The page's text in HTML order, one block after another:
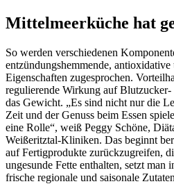
Mittelmeerküche hat
So werden verschiedenen
entzündungshemmende,
Eigenschaften zugesprochen.
regulierende Wirkung auf
das Gewicht. „Es sind nicht nur die
Zeit und der Genuss beim Essen
eine Rolle“, weiß Peggy Schöne,
Weißeritztal-Kliniken. Das beginnt
auf Fertigprodukte zurückzugreifen,
ungesunde Fette enthalten, setzt man
frische regionale und saisonale